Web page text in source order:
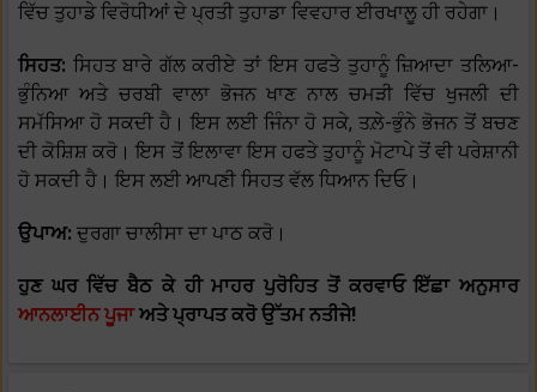
ਵਿੱਚ ਤੁਹਾਡੇ ਵਿਰੋਧੀਆਂ ਦੇ ਪ੍ਰਤੀ ਤੁਹਾਡਾ ਵਿਵਹਾਰ ਈਰਖਾਲੂ ਹੀ ਰਹੇਗਾ।
ਸਿਹਤ: ਸਿਹਤ ਬਾਰੇ ਗੱਲ ਕਰੀਏ ਤਾਂ ਇਸ ਹਫਤੇ ਤੁਹਾਨੂੰ ਜ਼ਿਆਦਾ ਤਲਿਆ-
ਭੁੰਨਿਆ ਅਤੇ ਚਰਬੀ ਵਾਲਾ ਭੋਜਨ ਖਾਣ ਨਾਲ ਚਮੜੀ ਵਿੱਚ ਖੁਜਲੀ ਦੀ
ਸਮੱਸਿਆ ਹੋ ਸਕਦੀ ਹੈ। ਇਸ ਲਈ ਜਿੰਨਾ ਹੋ ਸਕੇ, ਤਲ਼ੇ-ਭੁੰਨੇ ਭੋਜਨ ਤੋਂ ਬਚਣ
ਦੀ ਕੋਸ਼ਿਸ਼ ਕਰੋ। ਇਸ ਤੋਂ ਇਲਾਵਾ ਇਸ ਹਫਤੇ ਤੁਹਾਨੂੰ ਮੋਟਾਪੇ ਤੋਂ ਵੀ ਪਰੇਸ਼ਾਨੀ
ਹੋ ਸਕਦੀ ਹੈ। ਇਸ ਲਈ ਆਪਣੀ ਸਿਹਤ ਵੱਲ ਧਿਆਨ ਦਿਓ।
ਉਪਾਅ: ਦੁਰਗਾ ਚਾਲੀਸਾ ਦਾ ਪਾਠ ਕਰੋ।
ਹੁਣ ਘਰ ਵਿੱਚ ਬੈਠ ਕੇ ਹੀ ਮਾਹਰ ਪੁਰੋਹਿਤ ਤੋਂ ਕਰਵਾਓ ਇੱਛਾ ਅਨੁਸਾਰ
ਆਨਲਾਈਨ ਪੂਜਾਅਤੇ ਪ੍ਰਾਪਤ ਕਰੋ ਉੱਤਮ ਨਤੀਜੇ!